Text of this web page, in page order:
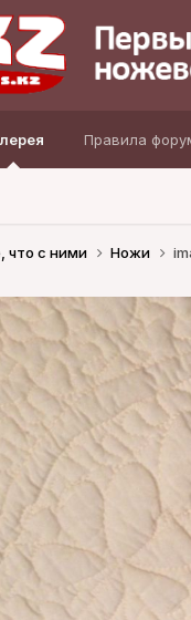
Правила
что с ними Ножи